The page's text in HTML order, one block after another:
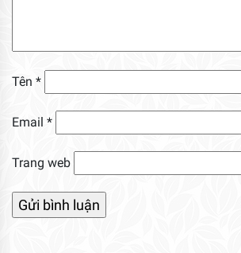
Tên *
Email *
Trang web